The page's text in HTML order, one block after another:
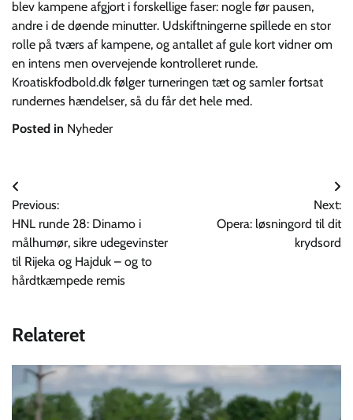
blev kampene afgjort i forskellige faser: nogle før pausen,
andre i de døende minutter. Udskiftningerne spillede en stor
rolle på tværs af kampene, og antallet af gule kort vidner om
en intens men overvejende kontrolleret runde.
Kroatiskfodbold.dk følger turneringen tæt og samler fortsat
rundernes hændelser, så du får det hele med.
Posted in Nyheder
Indlægsnavigation
Previous:
HNL runde 28: Dinamo i
målhumør, sikre udegevinster
til Rijeka og Hajduk – og to
hårdtkæmpede remis
Next:
Opera: løsningord til dit
krydsord
Relateret